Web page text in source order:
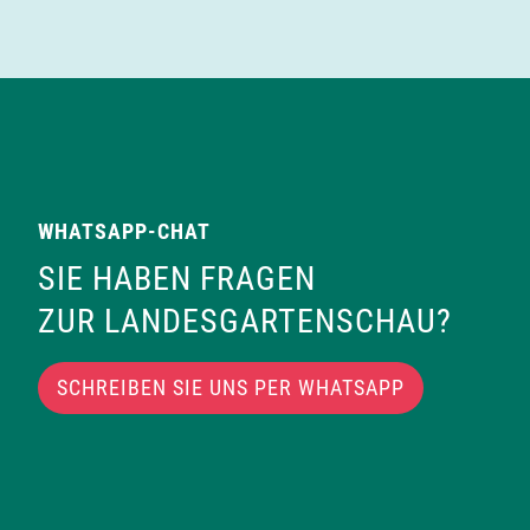
WHATSAPP-CHAT
SIE HABEN FRAGEN
ZUR LANDESGARTENSCHAU?
SCHREIBEN SIE UNS PER WHATSAPP